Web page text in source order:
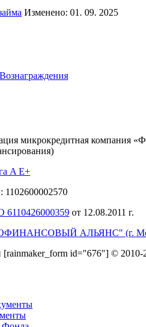
Изменено: 01. 09. 2025
микрокредитная компания
A E+
6110426000359 от 12.08.2011 г.
АЛЬЯНС" (г.
[rainmaker_form id="676"] © 2010-